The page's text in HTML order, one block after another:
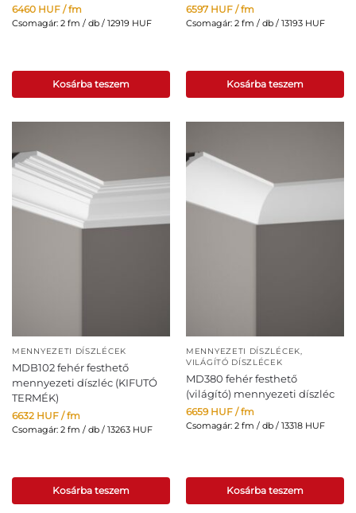
6460 HUF / fm
Csomagár: 2 fm / db / 12919 HUF
Kosárba teszem
6597 HUF / fm
Csomagár: 2 fm / db / 13193 HUF
Kosárba teszem
MENNYEZETI DÍSZLÉCEK
MDB102 fehér festhető
mennyezeti díszléc (KIFUTÓ
TERMÉK)
6632 HUF / fm
Csomagár: 2 fm / db / 13263 HUF
Kosárba teszem
MENNYEZETI DÍSZLÉCEK,
VILÁGÍTÓ DÍSZLÉCEK
MD380 fehér festhető
(világító) mennyezeti díszléc
6659 HUF / fm
Csomagár: 2 fm / db / 13318 HUF
Kosárba teszem